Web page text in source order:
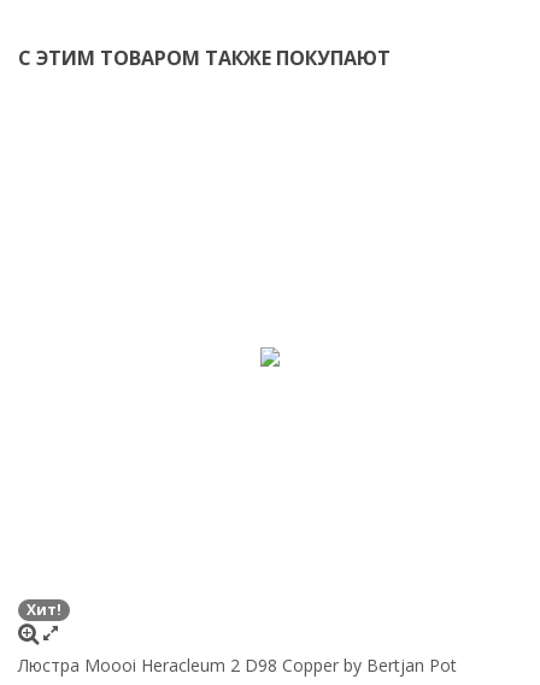
С ЭТИМ ТОВАРОМ ТАКЖЕ ПОКУПАЮТ
Хит!
Люстра Moooi Heracleum 2 D98 Copper by Bertjan Pot